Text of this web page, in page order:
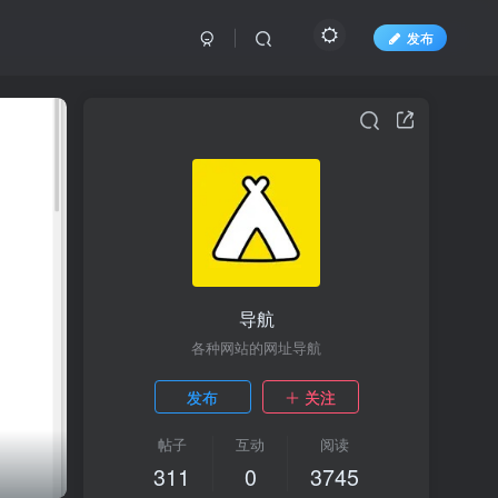
发布
导航
各种网站的网址导航
发布 关注
帖子
311
互动
0
阅读
3745